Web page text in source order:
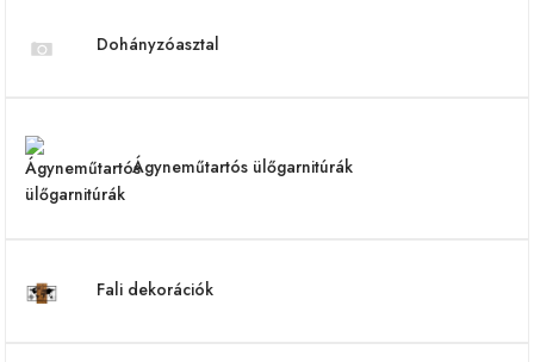
Dohányzóasztal
Ágyneműtartós ülőgarnitúrák
Fali dekorációk